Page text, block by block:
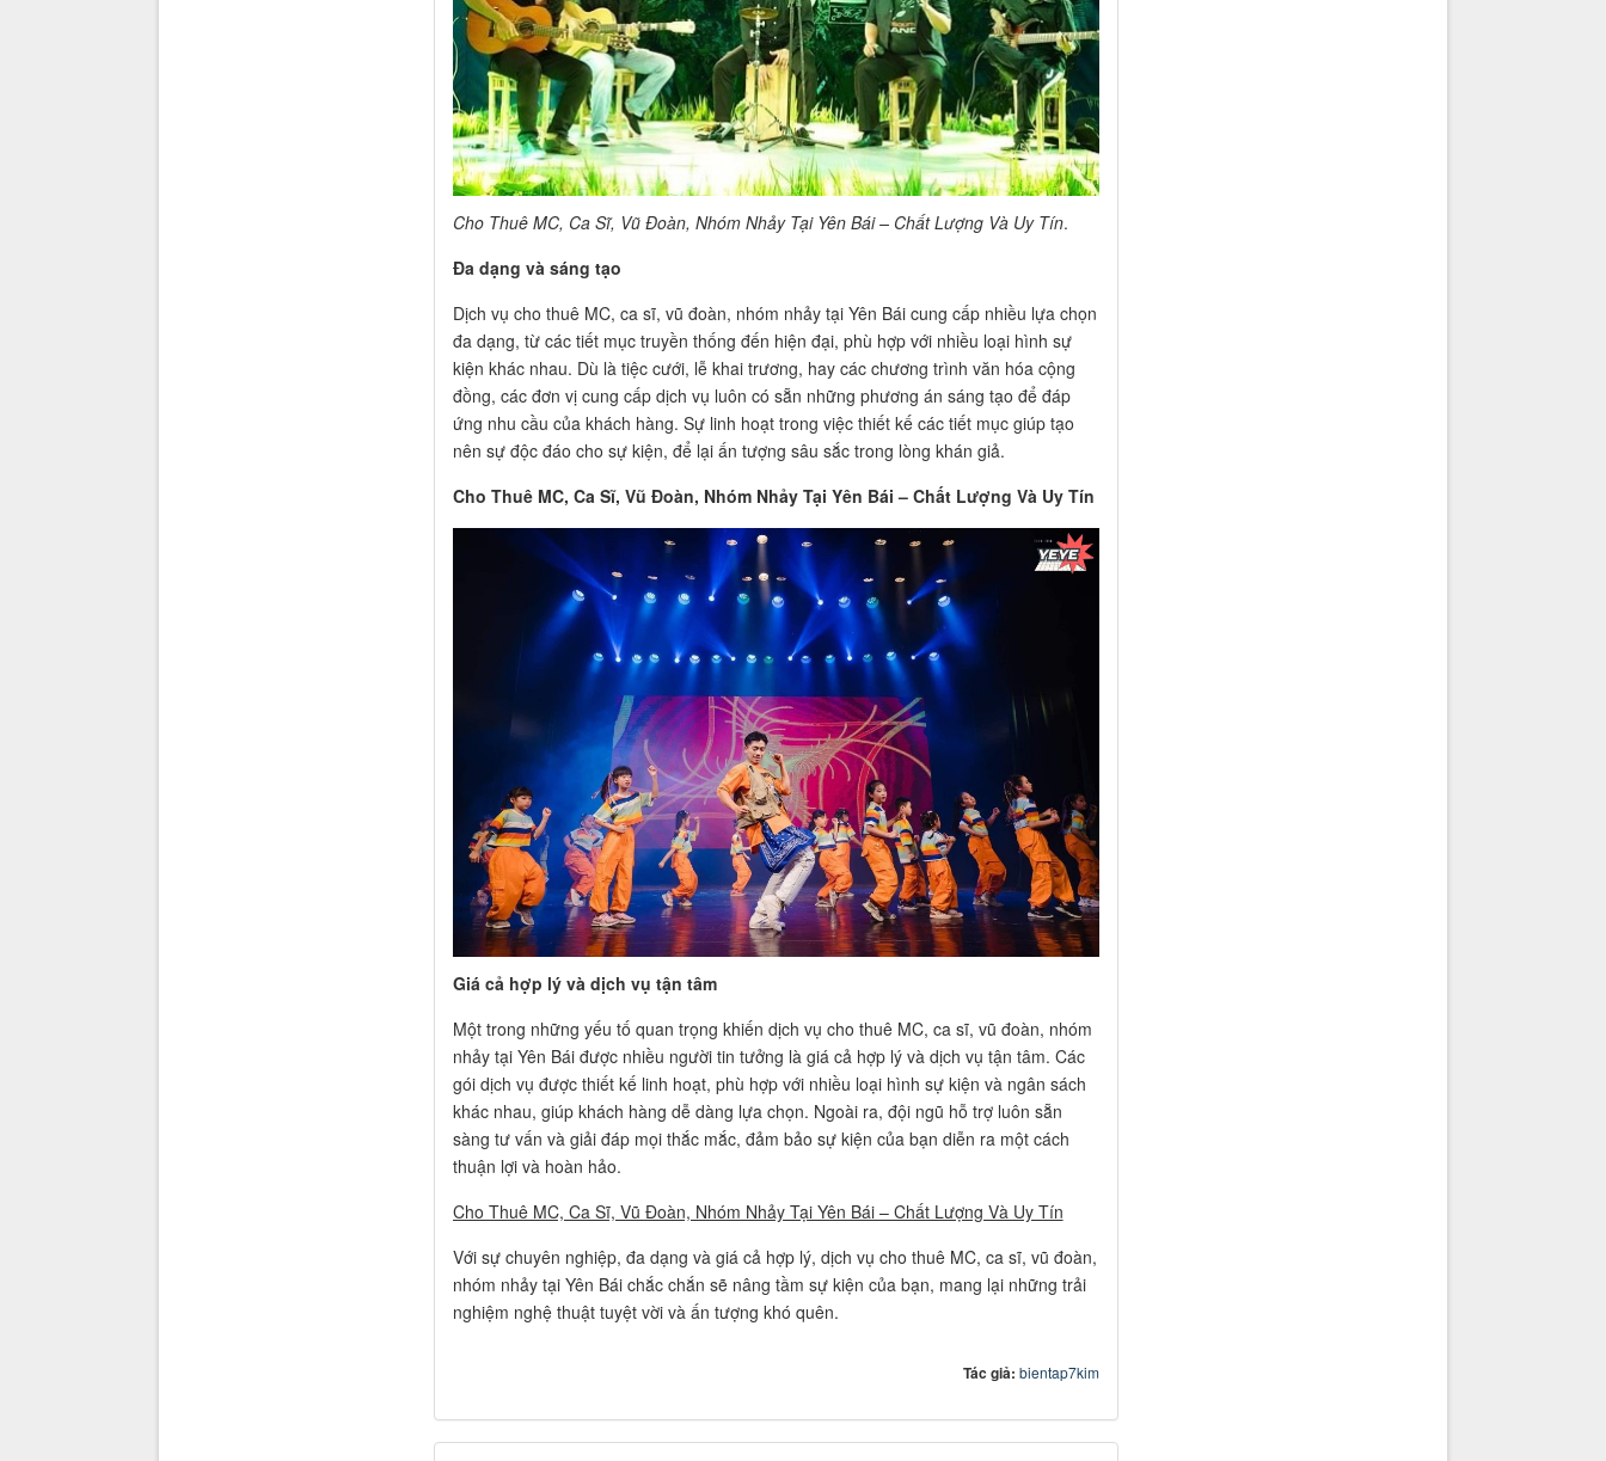
Cho Thuê MC, Ca Sĩ, Vũ Đoàn, Nhóm Nhảy Tại Yên Bái – Chất Lượng Và Uy Tín.
Đa dạng và sáng tạo
Dịch vụ cho thuê MC, ca sĩ, vũ đoàn, nhóm nhảy tại Yên Bái cung cấp nhiều lựa chọn
đa dạng, từ các tiết mục truyền thống đến hiện đại, phù hợp với nhiều loại hình sự
kiện khác nhau. Dù là tiệc cưới, lễ khai trương, hay các chương trình văn hóa cộng
đồng, các đơn vị cung cấp dịch vụ luôn có sẵn những phương án sáng tạo để đáp
ứng nhu cầu của khách hàng. Sự linh hoạt trong việc thiết kế các tiết mục giúp tạo
nên sự độc đáo cho sự kiện, để lại ấn tượng sâu sắc trong lòng khán giả.
Cho Thuê MC, Ca Sĩ, Vũ Đoàn, Nhóm Nhảy Tại Yên Bái – Chất Lượng Và Uy Tín
Giá cả hợp lý và dịch vụ tận tâm
Một trong những yếu tố quan trọng khiến dịch vụ cho thuê MC, ca sĩ, vũ đoàn, nhóm
nhảy tại Yên Bái được nhiều người tin tưởng là giá cả hợp lý và dịch vụ tận tâm. Các
gói dịch vụ được thiết kế linh hoạt, phù hợp với nhiều loại hình sự kiện và ngân sách
khác nhau, giúp khách hàng dễ dàng lựa chọn. Ngoài ra, đội ngũ hỗ trợ luôn sẵn
sàng tư vấn và giải đáp mọi thắc mắc, đảm bảo sự kiện của bạn diễn ra một cách
thuận lợi và hoàn hảo.
Cho Thuê MC, Ca Sĩ, Vũ Đoàn, Nhóm Nhảy Tại Yên Bái – Chất Lượng Và Uy Tín
Với sự chuyên nghiệp, đa dạng và giá cả hợp lý, dịch vụ cho thuê MC, ca sĩ, vũ đoàn,
nhóm nhảy tại Yên Bái chắc chắn sẽ nâng tầm sự kiện của bạn, mang lại những trải
nghiệm nghệ thuật tuyệt vời và ấn tượng khó quên.
Tác giả:bientap7kim